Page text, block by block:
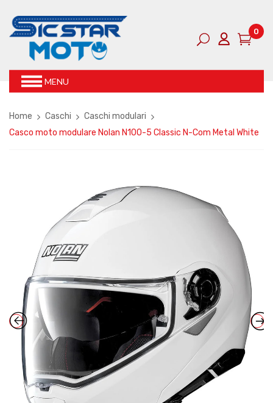
0
MENU
Home Caschi
Caschi modulari
Casco moto modulare Nolan N100-5 Classic N-Com Metal White